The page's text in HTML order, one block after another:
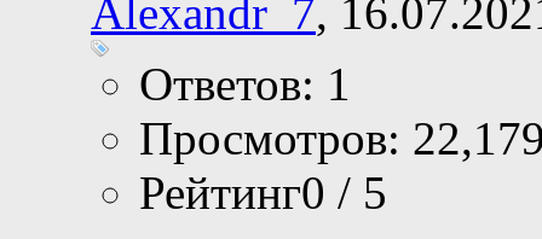
Alexandr_7,
Ответов: 1
Просмотров:
Рейтинг0 / 5